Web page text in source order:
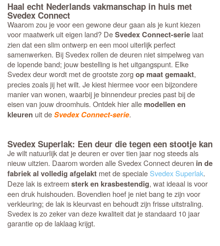
Haal echt Nederlands vakmanschap in huis met
Svedex Connect
Waarom zou je voor een gewone deur gaan als je kunt kiezen
voor maatwerk uit eigen land? DeSvedex Connect-serie laat
zien dat een slim ontwerp en een mooi uiterlijk perfect
samenwerken. Bij Svedex rollen de deuren niet simpelweg van
de lopende band; jouw bestelling is het uitgangspunt. Elke
Svedex deur wordt met de grootste zorgop maat gemaakt,
precies zoals jij het wilt. Je kiest hiermee voor een bijzondere
manier van wonen, waarbij je binnendeur precies past bij de
eisen van jouw droomhuis. Ontdek hier alle modellen en
kleuren uit deSvedex Connect-serie.
Svedex Superlak: Een deur die tegen een stootje kan
Je wilt natuurlijk dat je deuren er over tien jaar nog steeds als
nieuw uitzien. Daarom worden alle Svedex Connect deuren in de
fabriek al volledig afgelakt met de specialeSvedex Superlak.
Deze lak is extreemsterk en krasbestendig, wat ideaal is voor
een druk huishouden. Bovendien hoef je niet bang te zijn voor
verkleuring; de lak is kleurvast en behoudt zijn frisse uitstraling.
Svedex is zo zeker van deze kwaliteit dat je standaard 10 jaar
garantie op de laklaag krijgt.